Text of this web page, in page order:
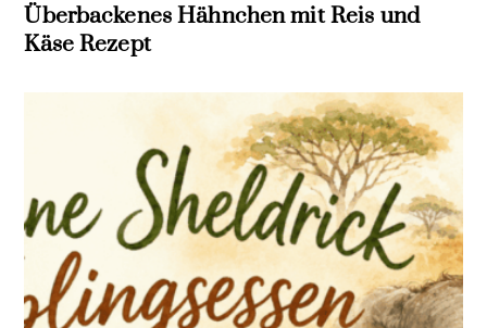
Überbackenes Hähnchen mit Reis und
Käse Rezept